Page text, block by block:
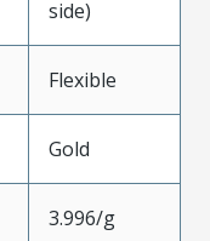
side)
Flexible
Gold
3.996/g